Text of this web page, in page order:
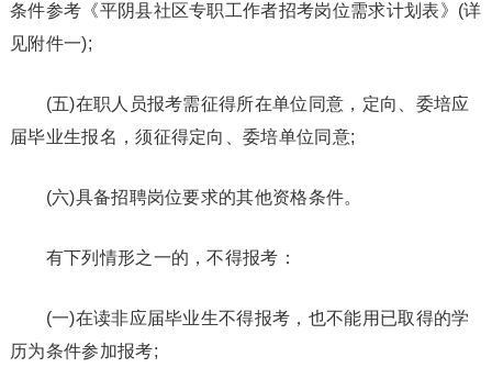
条件参考《平阴县社区专职工作者招考岗位需求计划表》(详
见附件一);
(五)在职人员报考需征得所在单位同意，定向、委培应
届毕业生报名，须征得定向、委培单位同意;
(六)具备招聘岗位要求的其他资格条件。
有下列情形之一的，不得报考：
(一)在读非应届毕业生不得报考，也不能用已取得的学
历为条件参加报考;